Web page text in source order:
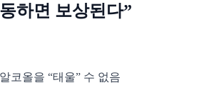
하면 보상된다”
코올을 “태울” 수 없음